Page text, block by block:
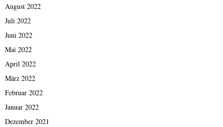
August 2022
Juli 2022
Juni 2022
Mai 2022
April 2022
März 2022
Februar 2022
Januar 2022
Dezember 2021